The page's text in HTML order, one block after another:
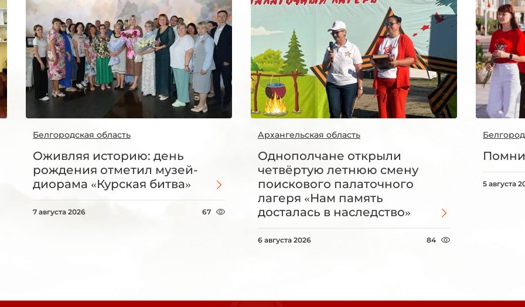
Белгородская область
Оживляя историю: день
рождения отметил музей-
диорама «Курская битва»
7 августа 2026 67
Архангельская область
Однополчане открыли
четвёртую летнюю смену
поискового палаточного
лагеря «Нам память
досталась в наследство»
6 августа 2026 84
5 августа